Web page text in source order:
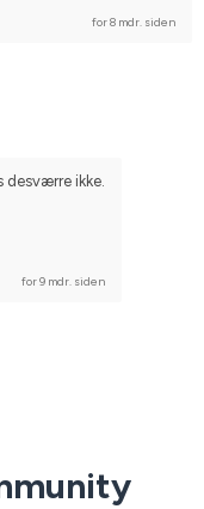
for 8 mdr. siden
desværre ikke.
for 9 mdr. siden